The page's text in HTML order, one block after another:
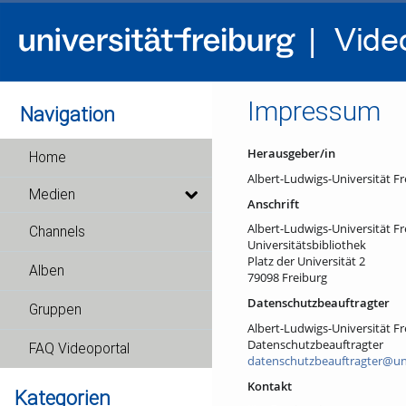
Navigation
Home
Medien
Channels
Alben
Gruppen
FAQ Videoportal
Kategorien
Impressum
Herausgeber/in
Albert-Ludwigs-Universität
Anschrift
Albert-Ludwigs-Universität
Universitätsbibliothek
Platz der Universität 2
79098 Freiburg
Datenschutzbeauftragter
Albert-Ludwigs-Universität
Datenschutzbeauftragter
Kontakt